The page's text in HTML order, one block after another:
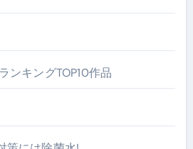
ンキングTOP10作品